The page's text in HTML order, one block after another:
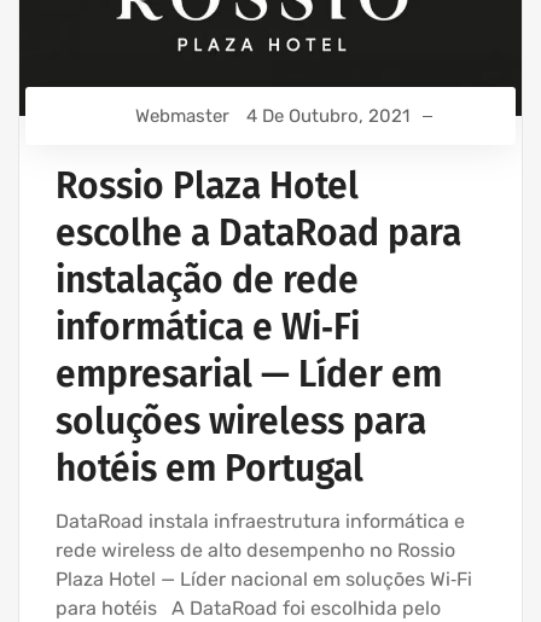
Webmaster 4 De Outubro, 2021
Rossio Plaza Hotel
escolhe a DataRoad para
instalação de rede
informática e Wi‑Fi
empresarial — Líder em
soluções wireless para
hotéis em Portugal
DataRoad instala infraestrutura informática e
rede wireless de alto desempenho no Rossio
Plaza Hotel — Líder nacional em soluções Wi‑Fi
para hotéis A DataRoad foi escolhida pelo